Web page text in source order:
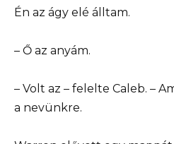
Én az ágy elé álltam.
– Ő az anyám.
– Volt az – felelte Caleb. –
a nevünkre.